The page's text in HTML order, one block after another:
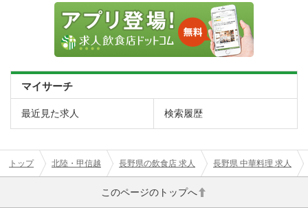
マイサーチ
最近見た求人 検索履歴
トップ 北陸・甲信越 長野県の飲食店 求人 長野県 中華料理 求人
このページのトップへ